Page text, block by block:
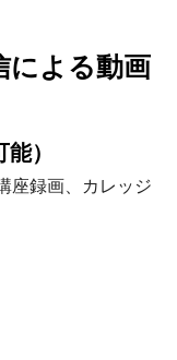
による動画
）
座録画、カレッジ